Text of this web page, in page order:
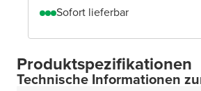
Sofort lieferbar
Produktspezifikationen
Technische Informationen